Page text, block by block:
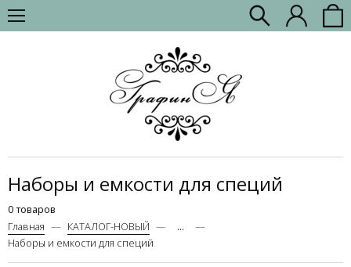
Наборы и емкости для специй
0 товаров
Главная
КАТАЛОГ-НОВЫЙ
...
Наборы и емкости для специй